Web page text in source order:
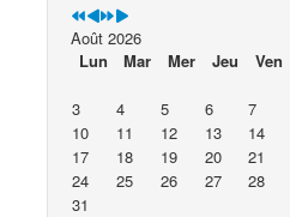
Août 2026
Lun
Mar Mer Jeu Ven
3
4 5 6 7
10
11 12 13 14
17
18 19 20 21
24
25 26 27 28
31